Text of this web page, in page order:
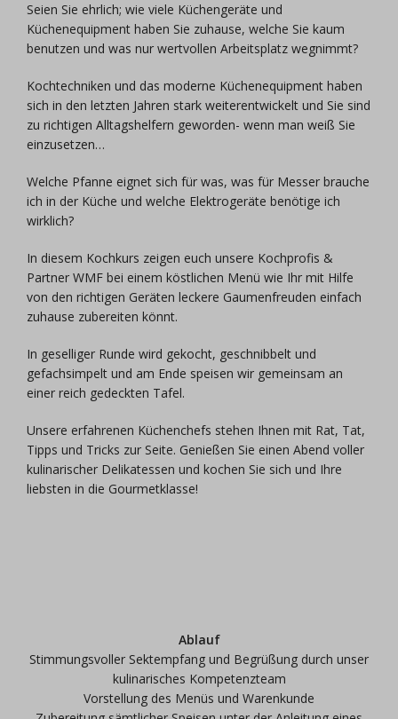
Seien Sie ehrlich; wie viele Küchengeräte und
Küchenequipment haben Sie zuhause, welche Sie kaum
benutzen und was nur wertvollen Arbeitsplatz wegnimmt?
Kochtechniken und das moderne Küchenequipment haben
sich in den letzten Jahren stark weiterentwickelt und Sie sind
zu richtigen Alltagshelfern geworden- wenn man weiß Sie
einzusetzen…
Welche Pfanne eignet sich für was, was für Messer brauche
ich in der Küche und welche Elektrogeräte benötige ich
wirklich?
In diesem Kochkurs zeigen euch unsere Kochprofis &
Partner WMF bei einem köstlichen Menü wie Ihr mit Hilfe
von den richtigen Geräten leckere Gaumenfreuden einfach
zuhause zubereiten könnt.
In geselliger Runde wird gekocht, geschnibbelt und
gefachsimpelt und am Ende speisen wir gemeinsam an
einer reich gedeckten Tafel.
Unsere erfahrenen Küchenchefs stehen Ihnen mit Rat, Tat,
Tipps und Tricks zur Seite. Genießen Sie einen Abend voller
kulinarischer Delikatessen und kochen Sie sich und Ihre
liebsten in die Gourmetklasse!
Ablauf
Stimmungsvoller Sektempfang und Begrüßung durch unser
kulinarisches Kompetenzteam
Vorstellung des Menüs und Warenkunde